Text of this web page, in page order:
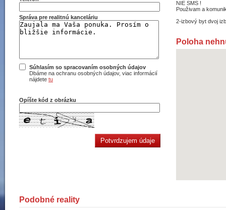
Správa pre realitnú kanceláriu
Súhlasím so spracovaním osobných údajov
Dbáme na ochranu osobných údajov, viac informácií
nájdete tu
Opíšte kód z obrázku
NIE SMS !
Použivam a
2-izbový byt dvoj
Poloha
Podobné reality